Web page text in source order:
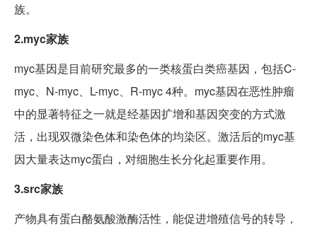
族。
2.myc家族
myc基因是目前研究最多的一类核蛋白类癌基因，包括C-
myc、N-myc、L-myc、R-myc 4种。myc基因在恶性肿瘤
中的显著特征之一就是经基因扩增和基因突变的方式激
活，出现双微染色体和染色体的均染区。激活后的myc基
因大量表达myc蛋白，对细胞生长分化起重要作用。
3.src家族
产物具有蛋白酪氨酸激酶活性，能促进增殖信号的转导，